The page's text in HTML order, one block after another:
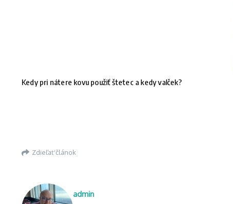
Kedy pri nátere kovu použiť štetec a kedy valček?
Zdieľať článok
admin